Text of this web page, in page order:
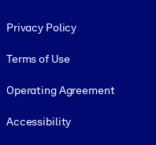
Privacy Policy
Terms of Use
Operating Agreement
Accessibility